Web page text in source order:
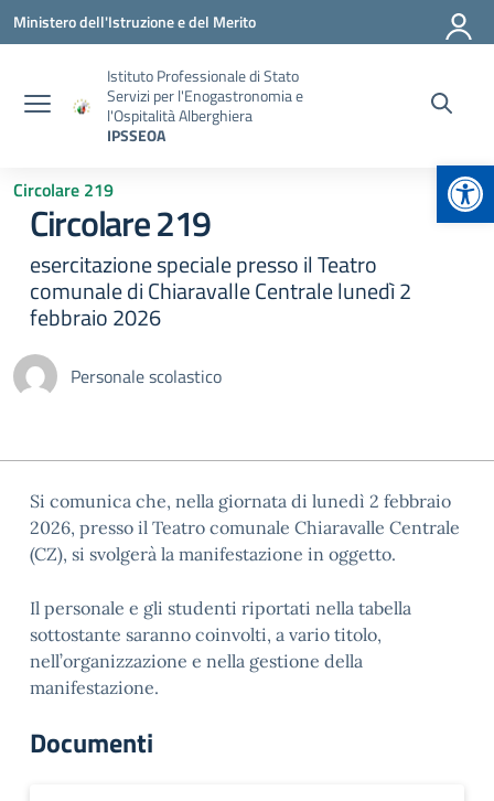
Vai ai contenuti
Vai al menu di navigazione
Vai al footer
Ministero dell'Istruzione e del Merito
Istituto Professionale di Stato
Servizi per l'Enogastronomia e
l'Ospitalità Alberghiera
IPSSEOA
Circolare 219
Circolare 219
esercitazione speciale presso il Teatro
comunale di Chiaravalle Centrale lunedì 2
febbraio 2026
Personale scolastico
Si comunica che, nella giornata di lunedì 2 febbraio
2026, presso il Teatro comunale Chiaravalle Centrale
(CZ), si svolgerà la manifestazione in oggetto.
Il personale e gli studenti riportati nella tabella
sottostante saranno coinvolti, a vario titolo,
nell’organizzazione e nella gestione della
manifestazione.
Documenti